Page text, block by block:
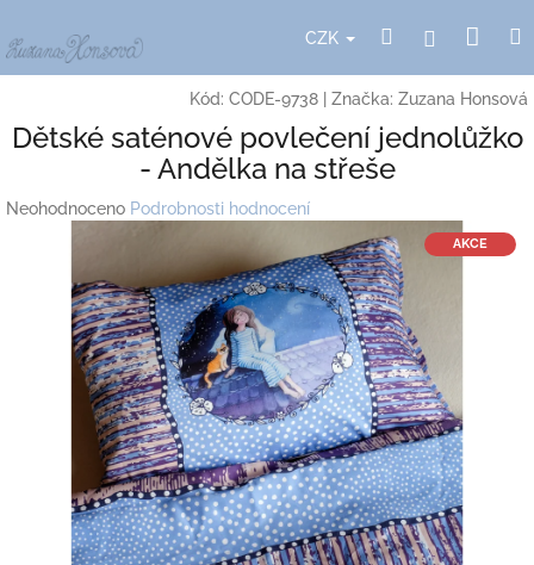
na
obsah
CZK HledatPřihlášení
Kód: CODE-9738 Značka: Zuzana Honsová
Dětské saténové povlečení jednolůžko
- Andělka na střeše
Průměrné
hvězdiček.
Neohodnoceno Podrobnosti hodnocení
AKCE